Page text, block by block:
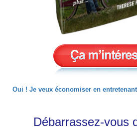
Oui ! Je veux économiser en
Débarrassez-vous